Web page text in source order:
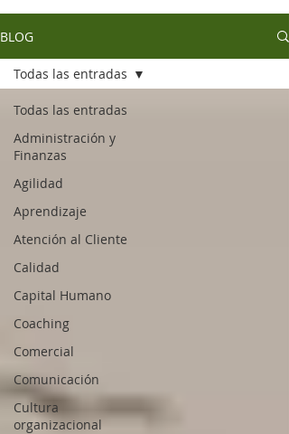
BLOG
Todas las entradas
Administración y
Finanzas
Agilidad
Aprendizaje
Atención al Cliente
Calidad
Capital Humano
Coaching
Comercial
Comunicación
Cultura
organizacional
Todas las entradas